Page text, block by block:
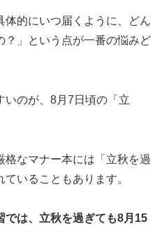
体的にいつ届くように、どん
？」という点が一番の悩みど
いのが、8月7日頃の「立
なマナー本には「立秋を過
いることもあります。
では、立秋を過ぎても8月15